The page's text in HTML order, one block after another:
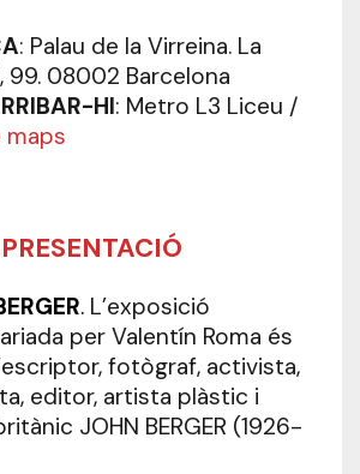
: Palau de la Virreina. La
99. 08002 Barcelona
HI: Metro L3 Liceu /
maps
PRESENTACIÓ
.L’exposició
per Valentín Roma és
fotògraf, activista,
editor, artista plàstic i
JOHN BERGER (1926-